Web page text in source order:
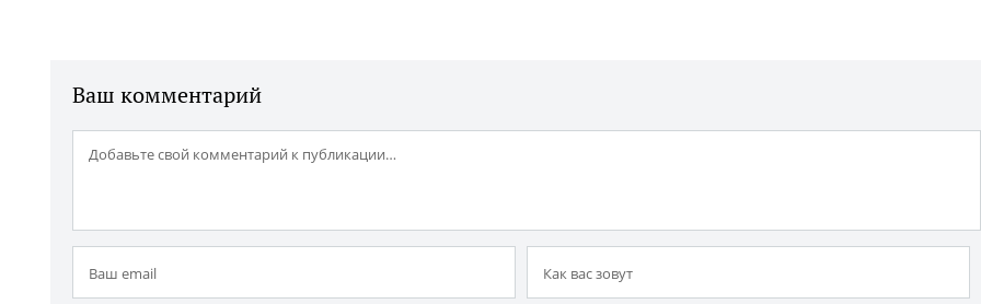
Ваш комментарий